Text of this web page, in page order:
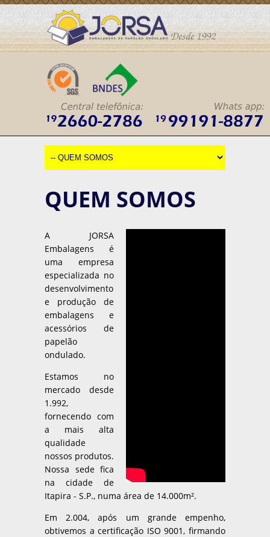
QUEM SOMOS
A JORSA
Embalagens é
uma empresa
especializada no
desenvolvimento
e produção de
embalagens e
acessórios de
papelão
ondulado.
Estamos no
mercado desde
1.992,
fornecendo com
a mais alta
qualidade
nossos produtos.
Nossa sede fica
na cidade de
Itapira - S.P., numa área de 14.000m².
Em 2.004, após um grande empenho,
obtivemos a certificação ISO 9001, firmando